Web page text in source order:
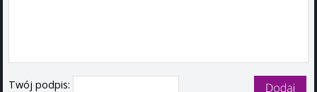
Twój podpis: